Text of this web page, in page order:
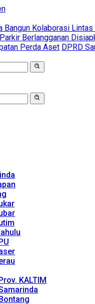
Bangun Kolaborasi
Parkir Berlangganan
Perda Aset DPRD
KALTIM